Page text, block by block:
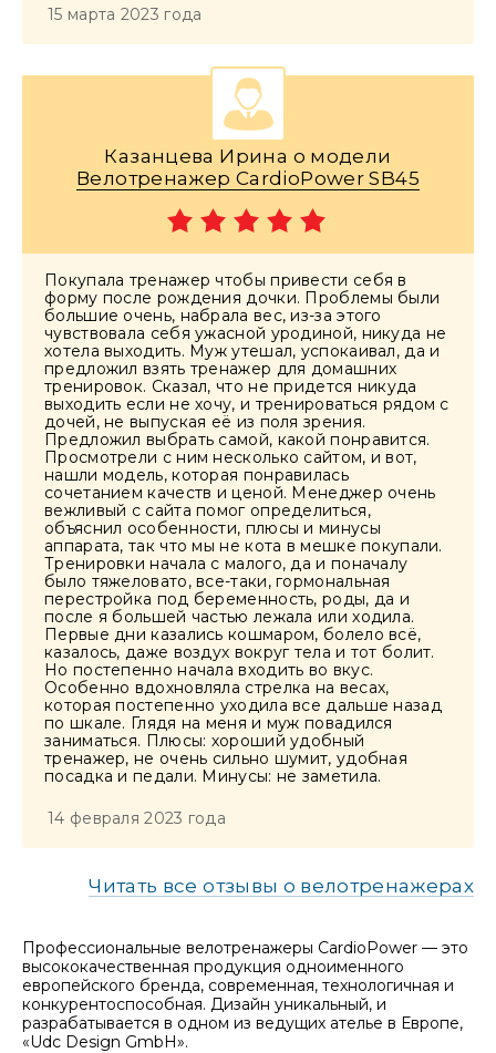
15 марта 2023 года
Казанцева Ирина о модели
Велотренажер CardioPower SB45
Покупала тренажер чтобы привести себя в
форму после рождения дочки. Проблемы были
большие очень, набрала вес, из-за этого
чувствовала себя ужасной уродиной, никуда не
хотела выходить. Муж утешал, успокаивал, да и
предложил взять тренажер для домашних
тренировок. Сказал, что не придется никуда
выходить если не хочу, и тренироваться рядом с
дочей, не выпуская её из поля зрения.
Предложил выбрать самой, какой понравится.
Просмотрели с ним несколько сайтом, и вот,
нашли модель, которая понравилась
сочетанием качеств и ценой. Менеджер очень
вежливый с сайта помог определиться,
объяснил особенности, плюсы и минусы
аппарата, так что мы не кота в мешке покупали.
Тренировки начала с малого, да и поначалу
было тяжеловато, все-таки, гормональная
перестройка под беременность, роды, да и
после я большей частью лежала или ходила.
Первые дни казались кошмаром, болело всё,
казалось, даже воздух вокруг тела и тот болит.
Но постепенно начала входить во вкус.
Особенно вдохновляла стрелка на весах,
которая постепенно уходила все дальше назад
по шкале. Глядя на меня и муж повадился
заниматься. Плюсы: хороший удобный
тренажер, не очень сильно шумит, удобная
посадка и педали. Минусы: не заметила.
14 февраля 2023 года
Читать все отзывы о велотренажерах
Профессиональные велотренажеры CardioPower — это
высококачественная продукция одноименного
европейского бренда, современная, технологичная и
конкурентоспособная. Дизайн уникальный, и
разрабатывается в одном из ведущих ателье в Европе,
«Udс Design GmbH».